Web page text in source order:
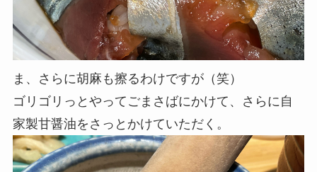
ま、さらに胡麻も擦るわけですが（笑）
ゴリゴリっとやってごまさばにかけて、さらに自
家製甘醤油をさっとかけていただく。